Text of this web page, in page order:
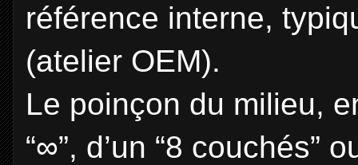
référence interne,
(atelier OEM).
Le poinçon du milieu,
“∞”, d’un “8 couchés”